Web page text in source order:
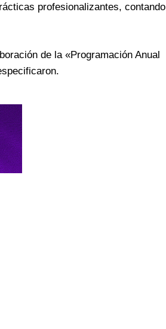
profesionalizantes, contando
de la «Programación Anual